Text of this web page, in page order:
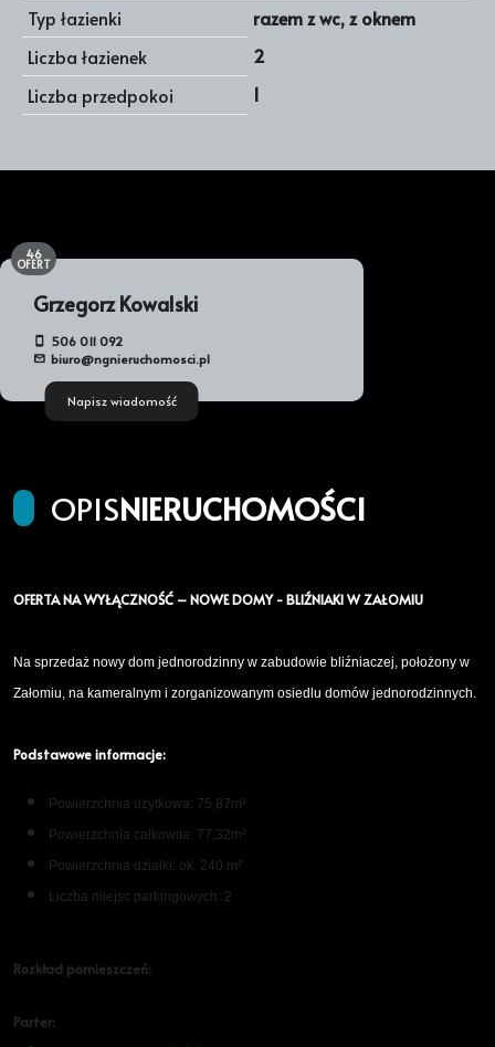
Typ łazienki
razem z wc, z oknem
Liczba łazienek
2
Liczba przedpokoi
1
Grzegorz Kowalski
506 011 092
biuro@ngnieruchomosci.pl
Napisz wiadomość
46
OFERT
OPISNIERUCHOMOŚCI
OFERTA NA WYŁĄCZNOŚĆ – NOWE DOMY - BLIŹNIAKI W ZAŁOMIU
Na sprzedaż nowy dom jednorodzinny w zabudowie bliźniaczej, położony w
Załomiu, na kameralnym i zorganizowanym osiedlu domów jednorodzinnych.
Podstawowe informacje:
Powierzchnia użytkowa: 75,87m²
Powierzchnia całkowita: 77,32m²
Powierzchnia działki: ok. 240 m²
Liczba miejsc parkingowych: 2
Rozkład pomieszczeń:
Parter: